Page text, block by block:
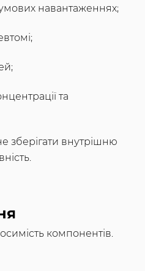
навантаженнях;
та
зберігати внутрішню
компонентів.